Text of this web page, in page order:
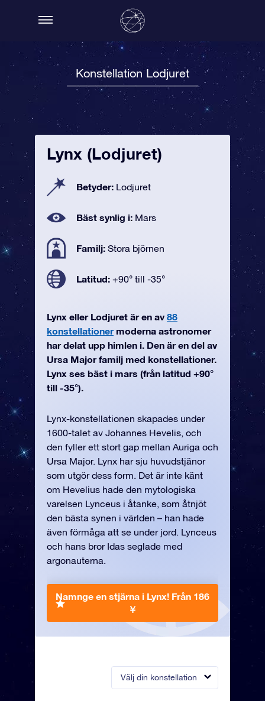
Konstellation Lodjuret
Välj din konstellation
Lynx (Lodjuret)
Betyder: Lodjuret
Bäst synlig i: Mars
Familj: Stora björnen
Latitud: +90° till -35°
Lynx eller Lodjuret är en av 88
konstellationermoderna astronomer
har delat upp himlen i. Den är en del av
Ursa Major familj med konstellationer.
Lynx ses bäst i mars (från latitud +90°
till -35°).
Lynx-konstellationen skapades under
1600-talet av Johannes Hevelis, och
den fyller ett stort gap mellan Auriga och
Ursa Major. Lynx har sju huvudstjänor
som utgör dess form. Det är inte känt
om Hevelius hade den mytologiska
varelsen Lynceus i åtanke, som åtnjöt
den bästa synen i världen – han hade
även förmåga att se under jord. Lynceus
och hans bror Idas seglade med
argonauterna.
Namnge en stjärna i Lynx! Från 186
￥